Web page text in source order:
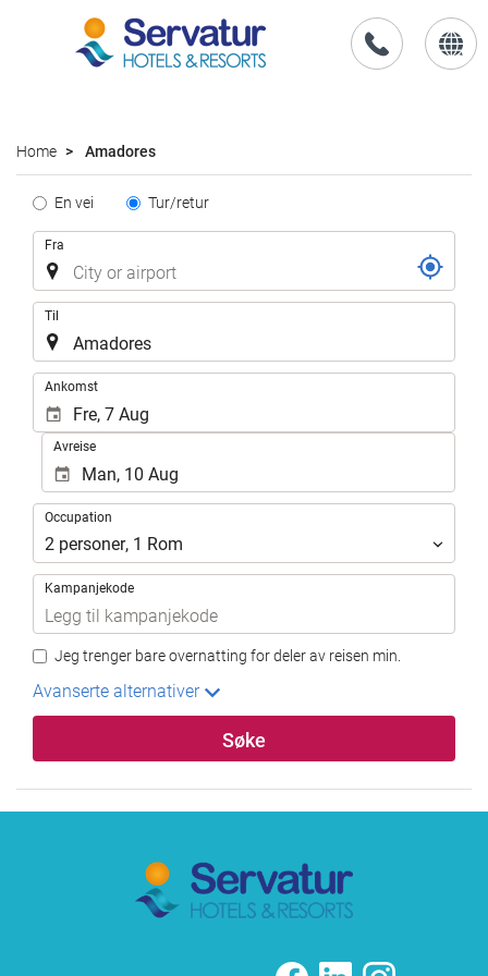
no
Home Amadores
Tipo
Trayecto
En vei Tur/retur
Flyrute
Fra
Til
Ankomst
Avreise
Occupation
Occupation
2 personer, 1 Rom
Kampanjekode
Jeg trenger bare overnatting for deler av reisen min.
Avanserte alternativer
Søke